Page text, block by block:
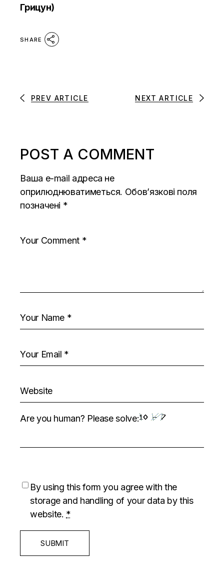
Грицун)
SHARE
PREV ARTICLE NEXT ARTICLE
POST A COMMENT
Ваша e-mail адреса не
оприлюднюватиметься. Обов’язкові поля
позначені *
Are you human? Please solve:
By using this form you agree with the
storage and handling of your data by this
website. *
SUBMIT